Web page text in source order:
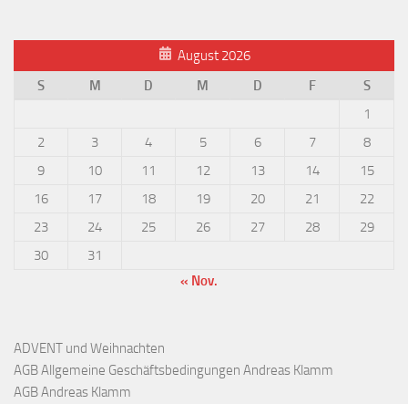
August 2026
S
M D M D F
S
1
2
3 4 5 6 7
8
9
10 11 12 13 14
15
16
17 18 19 20 21
22
23
24 25 26 27 28
29
30
31
« Nov.
ADVENT und Weihnachten
AGB Allgemeine Geschäftsbedingungen Andreas Klamm
AGB Andreas Klamm